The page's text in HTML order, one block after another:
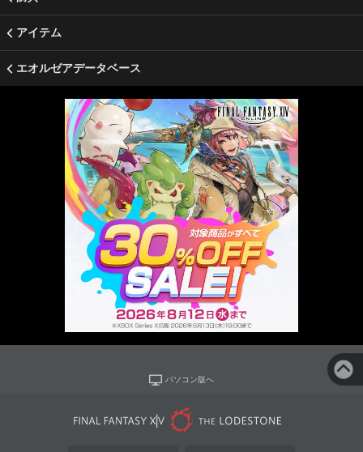
アイテム
エオルゼアデータベース
パソコン版へ